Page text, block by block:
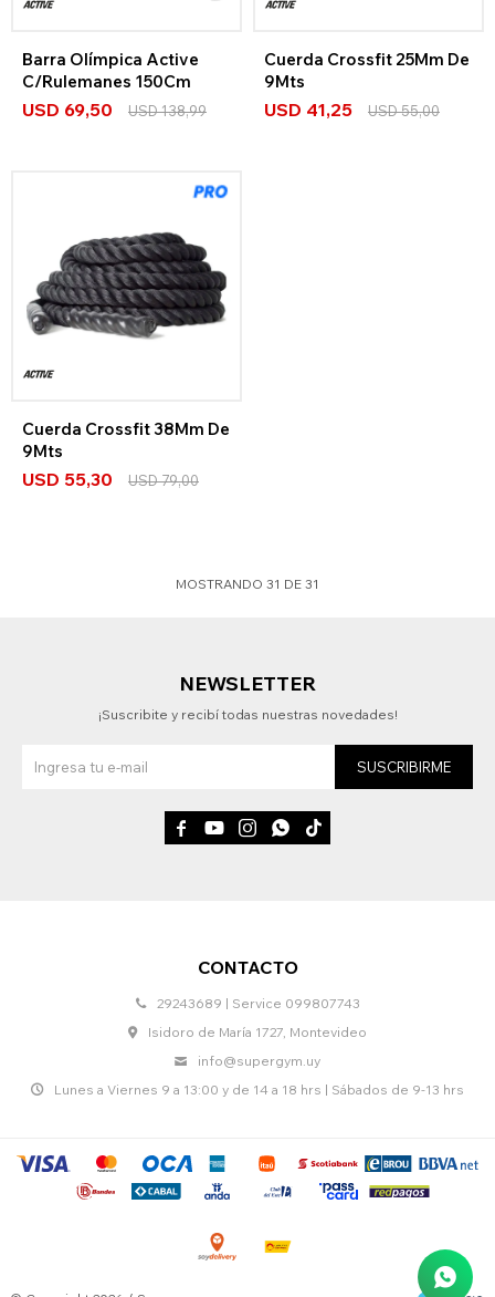
Barra Olímpica Active
C/Rulemanes 150Cm
USD 69,50 USD138,99
Cuerda Crossfit 25Mm De
9Mts
USD 41,25 USD55,00
Cuerda Crossfit 38Mm De
9Mts
USD 55,30 USD79,00
MOSTRANDO 31 DE 31
CONTACTO
29243689 | Service 099807743
Isidoro de María 1727, Montevideo
info@supergym.uy
Lunes a Viernes 9 a 13:00 y de 14 a 18 hrs | Sábados de 9-13 hrs
NEWSLETTER
¡Suscribite y recibí todas nuestras novedades!
SUSCRIBIRME
    